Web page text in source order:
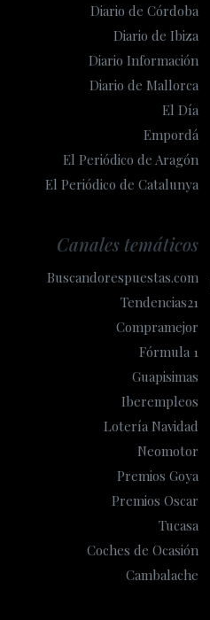
Diario de Córdoba
Diario de Ibiza
Diario Información
Diario de Mallorca
El Día
Empordá
El Periódico de Aragón
El Periódico de Catalunya
Canales temáticos
Buscandorespuestas.com
Tendencias21
Compramejor
Fórmula 1
Guapisimas
Iberempleos
Lotería Navidad
Neomotor
Premios Goya
Premios Oscar
Tucasa
Coches de Ocasión
Cambalache